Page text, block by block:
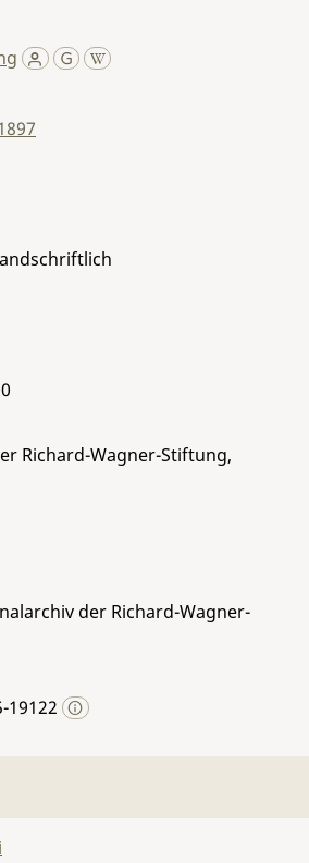
Richard-Wagner-Stiftung,
der Richard-Wagner-
19122